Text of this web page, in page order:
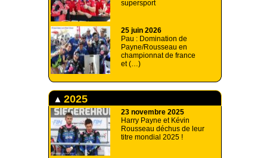
supersport
25 juin 2026
Pau : Domination de
Payne/Rousseau en
championnat de france
et (…)
2025
23 novembre 2025
Harry Payne et Kévin
Rousseau déchus de leur
titre mondial 2025 !